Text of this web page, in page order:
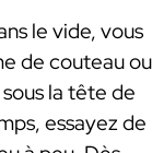
le vide, vous
de couteau ou
la tête de
essayez de